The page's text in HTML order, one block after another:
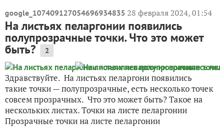
google_107409127054696934835 28 февраля 2024, 01:54
На листьях пеларгонии появились
полупрозрачные точки. Что это может
быть? 2
Здравствуйте. На листьях пеларгони появились
такие точки — полупрозрачные, есть несколько точек
совсем прозрачных. Что это может быть? Такое на
нескольких листах. Точки на листе пеларгонии
Прозрачные точки на листе пеларгонии